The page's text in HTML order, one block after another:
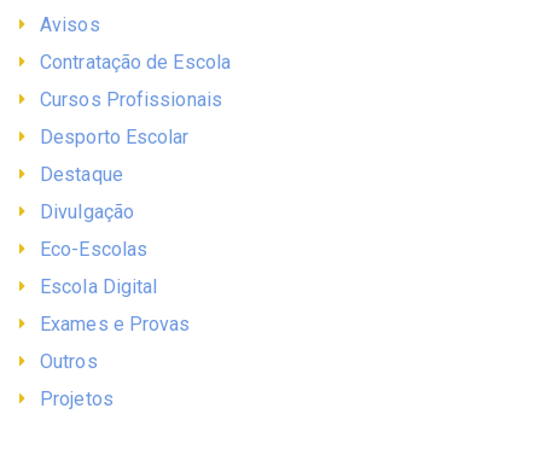
Avisos
Contratação de Escola
Cursos Profissionais
Desporto Escolar
Destaque
Divulgação
Eco-Escolas
Escola Digital
Exames e Provas
Outros
Projetos